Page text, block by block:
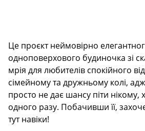
Description
Це проєкт неймовірно
одноповерхового будиночка зі
мрія для любителів спокійного
сімейному та дружньому колі,
просто не дає шансу піти нікому,
одного разу. Побачивши її,
тут навіки!